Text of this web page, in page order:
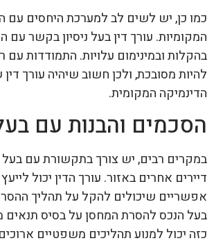
כמו כן, יש לשים לב למערכת היחסים עם
המקומיות. עורך דין בעל ניסיון בקשר עם
בהקלות ובמינימום עלויות. התמודדות עם
להיות מסובכת, ולכן חשוב שיהיה עורך
הדינמיקה המקומית.
הסכמים והבנות עם
במקרים רבים, יש צורך בתקשורת עם בעל
דיירים אחרים באזור. עורך הדין יכול
אפשריים שיכולים להקל על תהליך
בעל הנכס להסרת המחסן על בסיס תנאים
כזה יכול למנוע תהליכים משפטיים